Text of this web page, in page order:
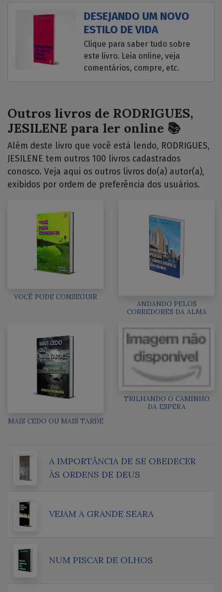
DESEJANDO UM NOVO
ESTILO DE VIDA
Clique para saber tudo sobre
este livro. Leia online, veja
comentários, compre, etc.
Outros livros de RODRIGUES,
JESILENE para ler online 📚
Além deste livro que você está lendo, RODRIGUES,
JESILENE tem outros 100 livros cadastrados
conosco. Veja aqui os outros livros do(a) autor(a),
exibidos por ordem de preferência dos usuários.
VOCÊ PODE CONSEGUIR
ANDANDO PELOS
CORREDORES DA ALMA
MAIS CEDO OU MAIS TARDE
TRILHANDO O CAMINHO
DA ESPERA
A IMPORTÂNCIA DE SE OBEDECER
ÀS ORDENS DE DEUS
VEJAM A GRANDE SEARA
NUM PISCAR DE OLHOS